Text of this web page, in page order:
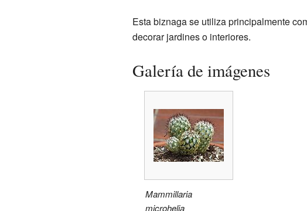
Esta biznaga se utiliza principalmente
decorar jardines o interiores.
Galería de imágenes
Mammillaria
microhelia